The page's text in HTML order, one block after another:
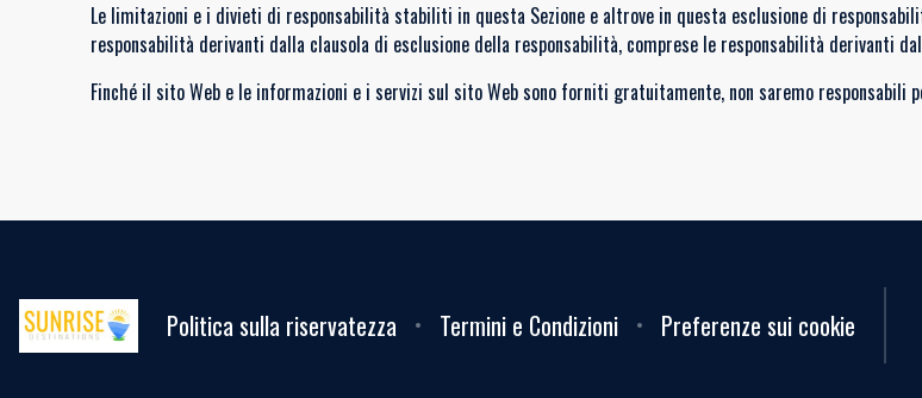
Le limitazioni e i divieti di responsabilità stabiliti in questa Sezione e altrove in questa esclusione di
responsabilità derivanti dalla clausola di esclusione della responsabilità, comprese le responsabilità derivanti
Finché il sito Web e le informazioni e i servizi sul sito Web sono forniti gratuitamente, non saremo responsabili
Politica sulla riservatezza Termini e Condizioni Preferenze sui cookie